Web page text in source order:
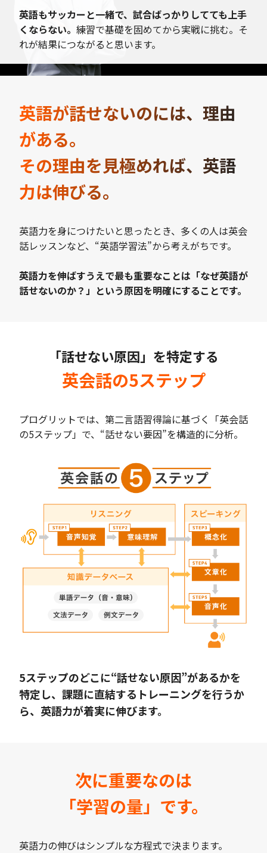
英語もサッカーと一緒で、試合ばっかりしてても上手
くならない。 練習で基礎を固めてから実戦に挑む。そ
れが結果につながると思います。
英語が話せないのには、理由
がある。
その理由を見極めれば、英語
力は伸びる。
英語力を身につけたいと思ったとき、多くの人は英会
話レッスンなど、“英語学習法”から考えがちです。
英語力を伸ばすうえで最も重要なことは「なぜ英語が
話せないのか？」という原因を明確にすることです。
「話せない原因」を特定する
英会話の5ステップ
プログリットでは、第二言語習得論に基づく「英会話
の5ステップ」で、“話せない要因”を構造的に分析。
5ステップのどこに“話せない原因”があるかを
特定し、課題に直結するトレーニングを行うか
ら、英語力が着実に伸びます。
次に重要なのは
「学習の量」です。
英語力の伸びはシンプルな方程式で決まります。